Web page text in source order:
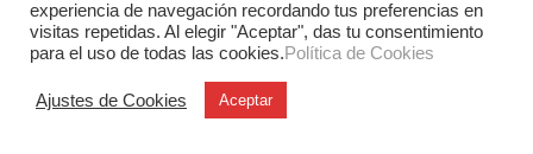
experiencia de navegación recordando tus preferencias en
visitas repetidas. Al elegir "Aceptar", das tu consentimiento
para el uso de todas las cookies.Política de Cookies
Ajustes de Cookies Aceptar